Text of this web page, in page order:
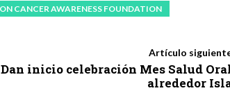
CANCER AWARENESS FOUNDATION
Artículo
Dan inicio celebración Mes Salud
alrededor